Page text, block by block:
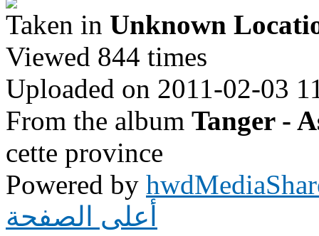
Taken in Unknown
Viewed 844 times
Uploaded on 2011-02-03
From the album Tanger -
cette province
Powered by
أعلى الصفحة